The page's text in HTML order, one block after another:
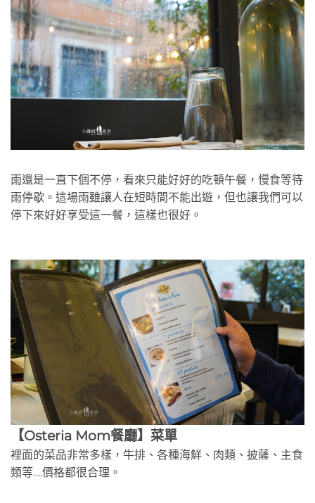
雨還是一直下個不停，看來只能好好的吃頓午餐，慢食等待
雨停歇。這場雨雖讓人在短時間不能出遊，但也讓我們可以
停下來好好享受這一餐，這樣也很好。
【Osteria Mom餐廳】菜單
裡面的菜品非常多樣，牛排、各種海鮮、肉類、披薩、主食
類等….價格都很合理。